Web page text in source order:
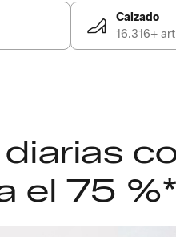
Calzado
16.316+
el 75 %*